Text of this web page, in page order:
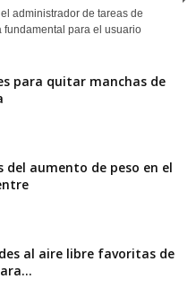
administrador de tareas de
fundamental para el usuario
para quitar manchas de
del aumento de peso en el
al aire libre favoritas de